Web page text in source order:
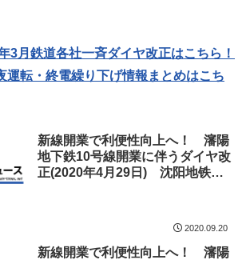
3月鉄道各社一斉ダイヤ改正はこちら！
運転・終電繰り下げ情報まとめはこち
新線開業で利便性向上へ！ 瀋陽
地下鉄10号線開業に伴うダイヤ改
正(2020年4月29日) 沈阳地铁调
2020.09.20
新線開業で利便性向上へ！ 瀋陽